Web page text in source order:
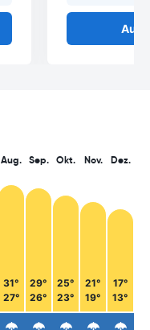
Aug.
31°
27°
Sep.
29°
26°
Okt.
25°
23°
Nov.
21°
19°
Dez.
17°
13°